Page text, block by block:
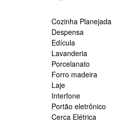
Cozinha Planejada
Despensa
Edícula
Lavanderia
Porcelanato
Forro madeira
Laje
Interfone
Portão eletrônico
Cerca Elétrica